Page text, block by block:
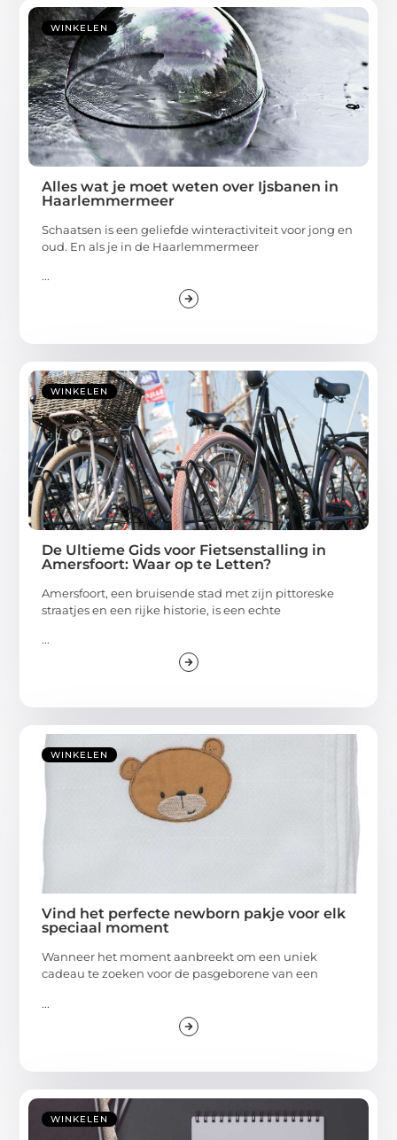
WINKELEN
Alles wat je moet weten over Ijsbanen in
Haarlemmermeer
Schaatsen is een geliefde winteractiviteit voor jong en
oud. En als je in de Haarlemmermeer
...
WINKELEN
De Ultieme Gids voor Fietsenstalling in
Amersfoort: Waar op te Letten?
Amersfoort, een bruisende stad met zijn pittoreske
straatjes en een rijke historie, is een echte
...
WINKELEN
Vind het perfecte newborn pakje voor elk
speciaal moment
Wanneer het moment aanbreekt om een uniek
cadeau te zoeken voor de pasgeborene van een
...
WINKELEN